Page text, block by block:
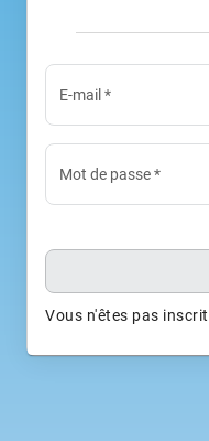
E-mail *
Mot de passe*
Vous n'êtes pas inscrit